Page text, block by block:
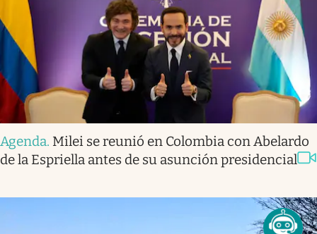
Agenda. Milei se reunió en Colombia con Abelardo
de la Espriella antes de su asunción presidencial